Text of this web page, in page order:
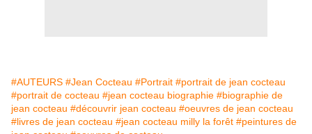
#AUTEURS #Jean Cocteau #Portrait #portrait de jean cocteau
#portrait de cocteau #jean cocteau biographie #biographie de
jean cocteau #découvrir jean cocteau #oeuvres de jean cocteau
#livres de jean cocteau #jean cocteau milly la forêt #peintures de